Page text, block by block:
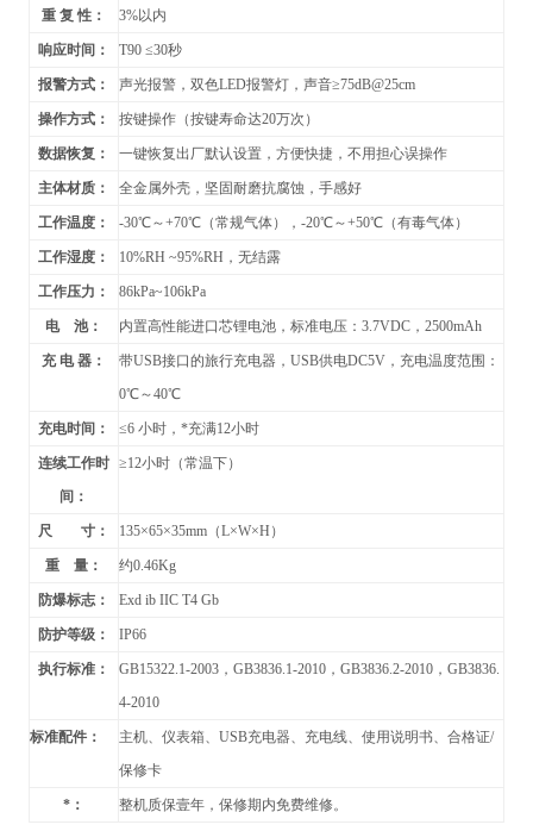
重 复 性： 3%以内
响应时间： T90 ≤30秒
报警方式： 声光报警，双色LED报警灯，声音≥75dB@25cm
操作方式： 按键操作（按键寿命达20万次）
数据恢复： 一键恢复出厂默认设置，方便快捷，不用担心误操作
主体材质： 全金属外壳，坚固耐磨抗腐蚀，手感好
工作温度： -30℃～+70℃（常规气体），-20℃～+50℃（有毒气体）
工作湿度： 10%RH ~95%RH ，无结露
工作压力： 86kPa~106kPa
电 池： 内置高性能进口芯锂电池，标准电压：3.7VDC，2500mAh
充 电 器：
带USB接口的旅行充电器，USB供电DC5V，充电温度范围：
0℃～40℃
充电时间： ≤6 小时，*充满12小时
连续工作时
间：
≥12小时（常温下）
尺 寸： 135×65×35mm（L×W×H）
重 量： 约0.46Kg
防爆标志： Exd ib IIC T4 Gb
防护等级： IP66
执行标准： GB15322.1-2003，GB3836.1-2010，GB3836.2-2010，GB3836.
4-2010
标准配件：
主机、仪表箱、USB充电器、充电线、使用说明书、合格证/
保修卡
*： 整机质保壹年，保修期内免费维修。